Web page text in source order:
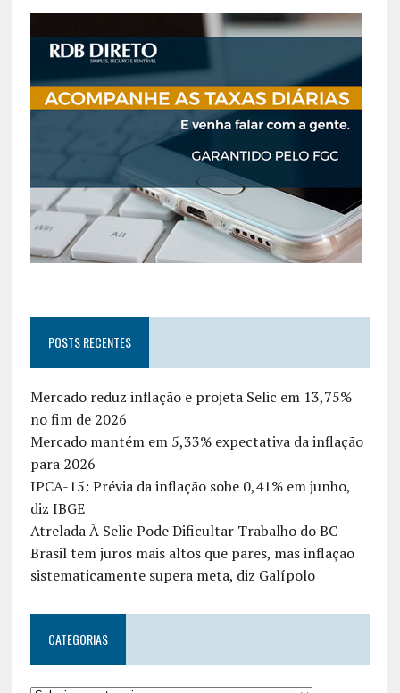
POSTS RECENTES
Mercado reduz inflação e projeta Selic em 13,75%
no fim de 2026
Mercado mantém em 5,33% expectativa da inflação
para 2026
IPCA-15: Prévia da inflação sobe 0,41% em junho,
diz IBGE
Atrelada À Selic Pode Dificultar Trabalho do BC
Brasil tem juros mais altos que pares, mas inflação
sistematicamente supera meta, diz Galípolo
CATEGORIAS